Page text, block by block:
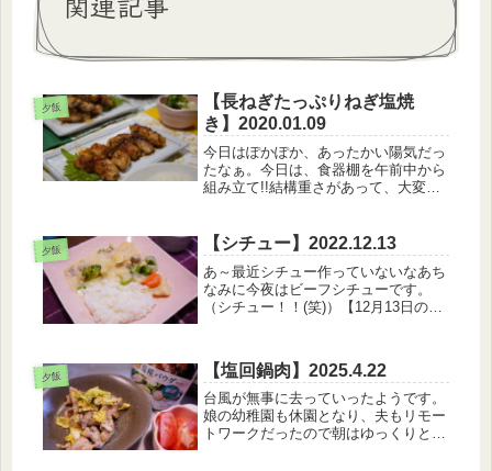
夕飯
【長ねぎたっぷりねぎ塩焼
き】2020.01.09
今日はぽかぽか、あったかい陽気だっ
たなぁ。今日は、食器棚を午前中から
組み立て!!結構重さがあって、大変だ
納はあるけれど、お皿の収納をするに
は大変だったのでこれは買って良か
っ...
夕飯 【シチュー】2022.12.13
あ～最近シチュー作っていないなあち
なみに今夜はビーフシチューです。
（シチュー！！(笑)）【12月13日のメ
とが多くて（葉物野菜が高いから）、
そういうときに助かるのがキノコで...
夕飯 【塩回鍋肉】2025.4.22
台風が無事に去っていったようです。
娘の幼稚園も休園となり、夫もリモー
トワークだったので朝はゆっくりと眠